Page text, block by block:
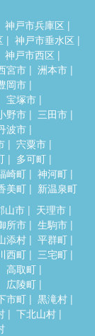
神戸市兵庫区
神戸市垂水区
神戸市西区
宮市
洲本市
岡市
宝塚市
野市
三田市
波市
宍粟市
多可町
崎町
神河町
美町 新温泉町
山市
天理市
所市
生駒市
添村
平群町
西町
三宅町
高取町
広陵町
市町
黒滝村
下北山村